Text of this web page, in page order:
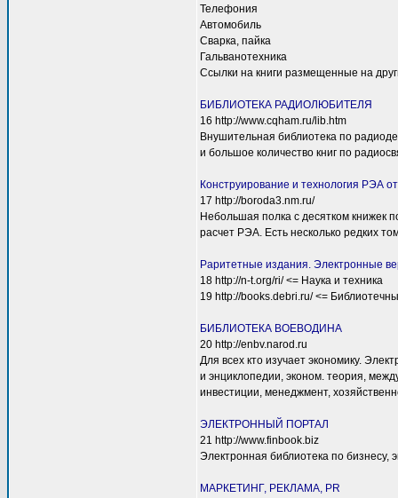
Телефония
Автомобиль
Сварка, пайка
Гальванотехника
Ссылки на книги размещенные на
БИБЛИОТЕКА РАДИОЛЮБИТЕЛЯ
16 http://www.cqham.ru/lib.htm
Внушительная библиотека по
и большое количество книг по
Конструирование и технология РЭА
17 http://boroda3.nm.ru/
Небольшая полка с десятком книжек
расчет РЭА. Есть несколько редких
Раритетные издания. Электронные
18 http://n-t.org/ri/ <= Наука и техника
19 http://books.debri.ru/ <=
БИБЛИОТЕКА ВОЕВОДИНА
20 http://enbv.narod.ru
Для всех кто изучает экономику.
и энциклопедии, эконом. теория,
инвестиции, менеджмент,
ЭЛЕКТРОННЫЙ ПОРТАЛ
21 http://www.finbook.biz
Электронная библиотека по
МАРКЕТИНГ, РЕКЛАМА, PR